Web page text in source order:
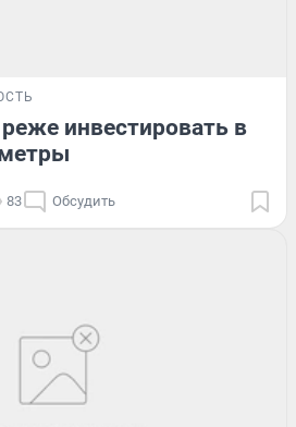
инвестировать в
83 Обсудить